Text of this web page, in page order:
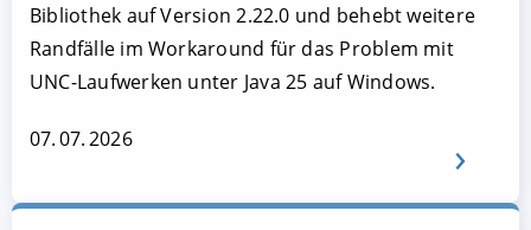
Bibliothek auf Version 2.22.0 und behebt weitere
Randfälle im Workaround für das Problem mit
UNC-Laufwerken unter Java 25 auf Windows.
07. 07. 2026